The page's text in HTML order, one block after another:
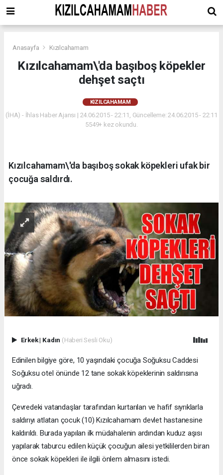
Anasayfa Kızılcahamam
Kızılcahamam\'da başıboş köpekler
dehşet saçtı
KIZILCAHAMAM
(İHA) - İhlas Haber Ajansı | 24.06.2015 - 22:11, Güncelleme: 24.06.2015 - 22:11
5549+ kez okundu.
Kızılcahamam\'da başıboş sokak köpekleri ufak bir
çocuğa saldırdı.
Erkek| Kadın (Haberi Sesli Oku)
Edinilen bilgiye göre, 10 yaşındaki çocuğa Soğuksu Caddesi
Soğuksu otel önünde 12 tane sokak köpeklerinin saldırısına
uğradı.
Çevredeki vatandaşlar tarafından kurtarılan ve hafif sıyrıklarla
saldırıyı atlatan çocuk (10) Kızılcahamam devlet hastanesine
kaldırıldı. Burada yapılan ilk müdahalenin ardından kuduz aşısı
yapılarak taburcu edilen küçük çocuğun ailesi yetkililerden biran
önce sokak köpekleri ile ilgili önlem almasını istedi.